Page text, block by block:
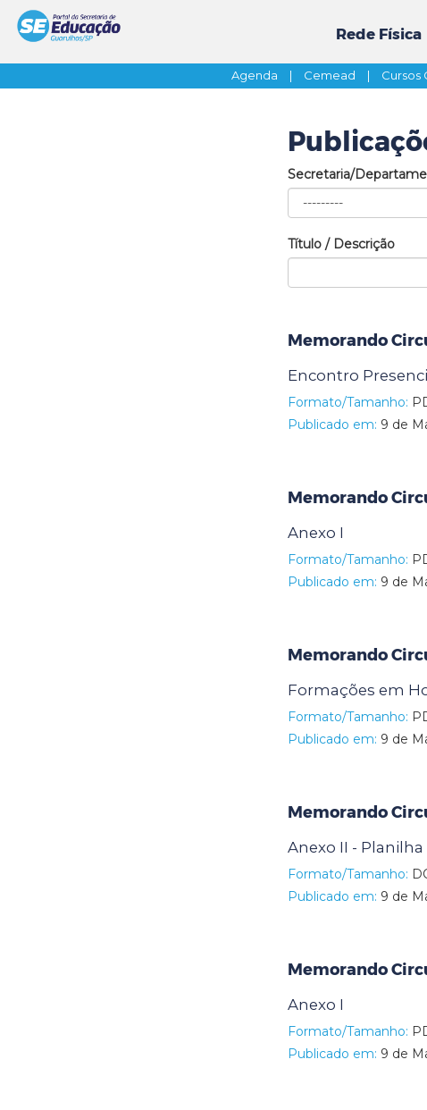
Rede Física
Agenda | Cemead | Cursos
Secretaria/
Título / Descrição
Memorando
Encontro
Formato/Tamanho:
Publicado em: 9 de
Memorando
Anexo I
Formato/Tamanho:
Publicado em: 9 de
Memorando
Formações em
Formato/Tamanho:
Publicado em: 9 de
Memorando
Anexo II - Planilha
Formato/Tamanho:
Publicado em: 9 de
Memorando
Anexo I
Formato/Tamanho:
Publicado em: 9 de